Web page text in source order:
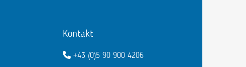
Kontakt
+43 (0)5 90 900 4206